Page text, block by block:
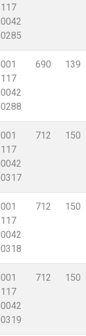
117
0042
0285
001
117
0042
0288
690 139
001
117
0042
0317
712 150
001
117
0042
0318
712 150
001
117
0042
0319
712 150